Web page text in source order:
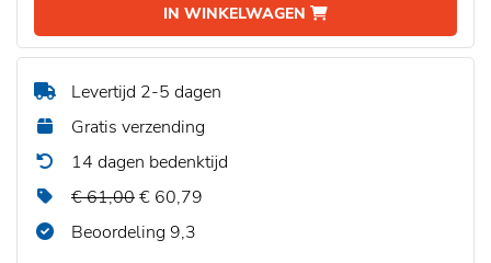
IN WINKELWAGEN
Levertijd 2-5 dagen
Gratis verzending
14 dagen bedenktijd
€ 61,00€ 60,79
Beoordeling 9,3